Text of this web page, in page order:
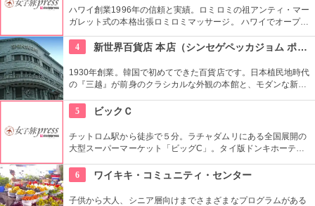
ハワイ創業1996年の信頼と実績。ロミロミの祖アンティ・マー
ガレット式の本格出張ロミロミマッサージ。 ハワイでオープン
して28年(2024年現在)になり、リピーターも多いのだとか。 現
在はホテル出張のみの営業。
4 新世界百貨店 本店（シンセゲペッカジョム ポンジョム）
1930年創業。韓国で初めてできた百貨店です。日本植民地時代
の『三越』が前身のクラシカルな外観の本館と、モダンな新館
の中でも富裕層を対象とした品揃えが多く、ゆっくりとお買い
物ができます。
5 ビックＣ
チットロム駅から徒歩で５分。ラチャダムリにある全国展開の
大型スーパーマーケット「ビッグC」。タイ版ドンキホーテと
6
ワイキキ・コミュニティ・センター
子供から大人、シニア層向けまでさまざまなプログラムがある